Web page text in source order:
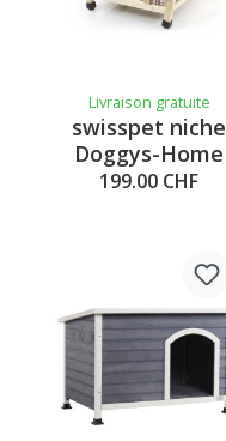
Livraison gratuite
swisspet niche
Doggys-Home
199.00 CHF